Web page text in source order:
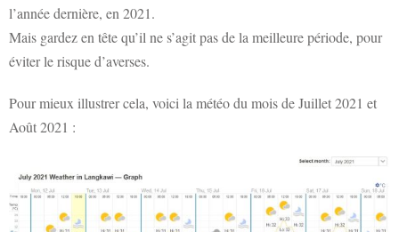
l’année dernière, en 2021.
Mais gardez en tête qu’il ne s’agit pas de la meilleure période, pour
éviter le risque d’averses.
Pour mieux illustrer cela, voici la météo du mois de Juillet 2021 et
Août 2021 :